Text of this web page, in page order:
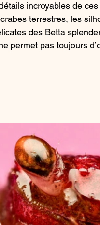
incroyables de
terrestres, les
des Betta
permet pas toujours